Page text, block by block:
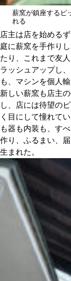
薪窯が鎮座するピ
れる
店主は店を始める
庭に薪窯を手作り
たり、これまで友
ラッシュアップし
も、マシンを個人
新しい薪窯も店主
し、店には待望の
く目にして憧れて
も器も内装も、す
作り、ふるまい、
生まれた。